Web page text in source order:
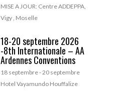
MISE A JOUR: Centre ADDEPPA,
Vigy , Moselle
18-20 septembre 2026
-8th Internationale – AA
Ardennes Conventions
18 septembre-20 septembre
Hotel Vayamundo Houffalize